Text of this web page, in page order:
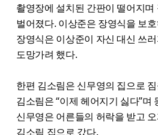
촬영장에 설치된 간판이 떨어지
벌어졌다. 이상준은 장영식을 보
장영식은 이상준이 자신 대신 쓰
도망가려 했다.
한편 김소림은 신무영의 집으로
김소림은 “이제 헤어지기 싫다”며
신무영은 어른들의 허락을 받고
김소림 집으로 갔다.